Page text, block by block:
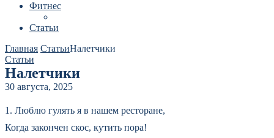
Фитнес
Статьи
Главная СтатьиНалетчики
Статьи
Налетчики
30 августа, 2025
1. Люблю гулять я в нашем ресторане,
Когда закончен скос, кутить пора!